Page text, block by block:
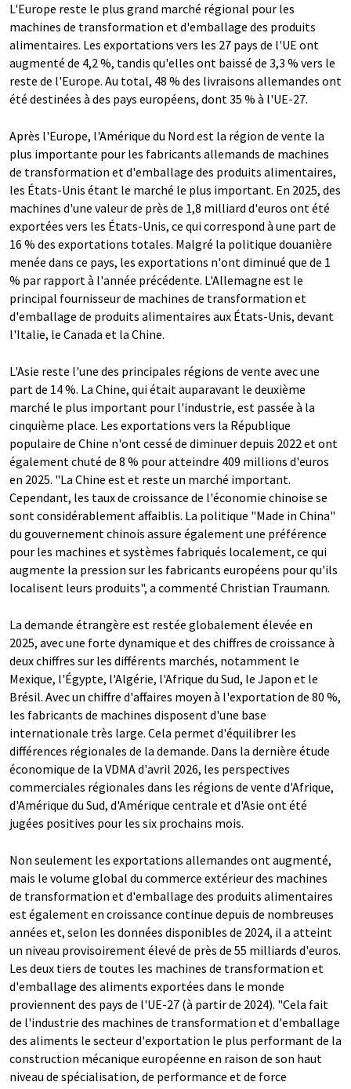
L'Europe reste le plus grand marché régional pour les
machines de transformation et d'emballage des produits
alimentaires. Les exportations vers les 27 pays de l'UE ont
augmenté de 4,2 %, tandis qu'elles ont baissé de 3,3 % vers le
reste de l'Europe. Au total, 48 % des livraisons allemandes ont
été destinées à des pays européens, dont 35 % à l'UE-27.
Après l'Europe, l'Amérique du Nord est la région de vente la
plus importante pour les fabricants allemands de machines
de transformation et d'emballage des produits alimentaires,
les États-Unis étant le marché le plus important. En 2025, des
machines d'une valeur de près de 1,8 milliard d'euros ont été
exportées vers les États-Unis, ce qui correspond à une part de
16 % des exportations totales. Malgré la politique douanière
menée dans ce pays, les exportations n'ont diminué que de 1
% par rapport à l'année précédente. L'Allemagne est le
principal fournisseur de machines de transformation et
d'emballage de produits alimentaires aux États-Unis, devant
l'Italie, le Canada et la Chine.
L'Asie reste l'une des principales régions de vente avec une
part de 14 %. La Chine, qui était auparavant le deuxième
marché le plus important pour l'industrie, est passée à la
cinquième place. Les exportations vers la République
populaire de Chine n'ont cessé de diminuer depuis 2022 et ont
également chuté de 8 % pour atteindre 409 millions d'euros
en 2025. "La Chine est et reste un marché important.
Cependant, les taux de croissance de l'économie chinoise se
sont considérablement affaiblis. La politique "Made in China"
du gouvernement chinois assure également une préférence
pour les machines et systèmes fabriqués localement, ce qui
augmente la pression sur les fabricants européens pour qu'ils
localisent leurs produits", a commenté Christian Traumann.
La demande étrangère est restée globalement élevée en
2025, avec une forte dynamique et des chiffres de croissance à
deux chiffres sur les différents marchés, notamment le
Mexique, l'Égypte, l'Algérie, l'Afrique du Sud, le Japon et le
Brésil. Avec un chiffre d'affaires moyen à l'exportation de 80 %,
les fabricants de machines disposent d'une base
internationale très large. Cela permet d'équilibrer les
différences régionales de la demande. Dans la dernière étude
économique de la VDMA d'avril 2026, les perspectives
commerciales régionales dans les régions de vente d'Afrique,
d'Amérique du Sud, d'Amérique centrale et d'Asie ont été
jugées positives pour les six prochains mois.
Non seulement les exportations allemandes ont augmenté,
mais le volume global du commerce extérieur des machines
de transformation et d'emballage des produits alimentaires
est également en croissance continue depuis de nombreuses
années et, selon les données disponibles de 2024, il a atteint
un niveau provisoirement élevé de près de 55 milliards d'euros.
Les deux tiers de toutes les machines de transformation et
d'emballage des aliments exportées dans le monde
proviennent des pays de l'UE-27 (à partir de 2024). "Cela fait
de l'industrie des machines de transformation et d'emballage
des aliments le secteur d'exportation le plus performant de la
construction mécanique européenne en raison de son haut
niveau de spécialisation, de performance et de force